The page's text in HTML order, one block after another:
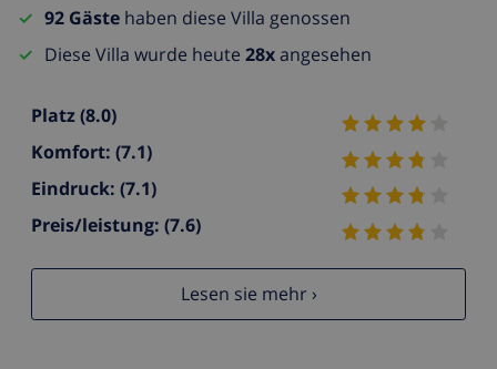
92 Gäste haben diese Villa genossen
Diese Villa wurde heute 28xangesehen
Platz(8.0)
Komfort: (7.1)
Eindruck: (7.1)
Preis/leistung: (7.6)
Lesen sie mehr ›